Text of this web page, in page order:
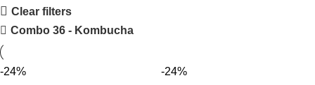
Clear filters
Combo 36 - Kombucha
-24% -24%